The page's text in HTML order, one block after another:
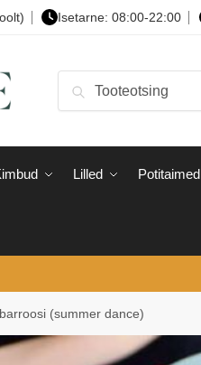
Isetarne: 08:00-22:00
Otsi
Lilled Potitaimed
(summer dance)